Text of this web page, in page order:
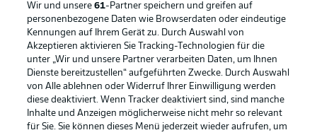
Rechtliche Hinweise Voreinstellungen verwalten
Datenschutz Nutzungsbedingungen
Broadcaster Kontakt
Wir und unsere61-Partner speichern und greifen auf
personenbezogene Daten wie Browserdaten oder eindeutige
Kennungen auf Ihrem Gerät zu. Durch Auswahl von
Akzeptieren aktivieren Sie Tracking-Technologien für die
unter „Wir und unsere Partner verarbeiten Daten, um Ihnen
Dienste bereitzustellen“ aufgeführten Zwecke. Durch Auswahl
von Alle ablehnen oder Widerruf Ihrer Einwilligung werden
diese deaktiviert. Wenn Tracker deaktiviert sind, sind manche
Inhalte und Anzeigen möglicherweise nicht mehr so relevant
für Sie. Sie können dieses Menü jederzeit wieder aufrufen, um